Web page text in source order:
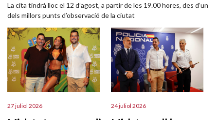
La cita tindrà lloc el 12 d’agost, a partir de les 19.00 hores, des d’un
dels millors punts d’observació de la ciutat
27 juliol 2026 24 juliol 2026